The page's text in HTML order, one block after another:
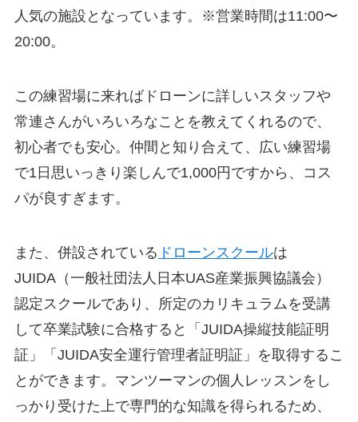
人気の施設となっています。※営業時間は11:00〜
20:00。
この練習場に来ればドローンに詳しいスタッフや
常連さんがいろいろなことを教えてくれるので、
初心者でも安心。仲間と知り合えて、広い練習場
で1日思いっきり楽しんで1,000円ですから、コス
パが良すぎます。
また、併設されている ドローンスクールは
JUIDA（一般社団法人日本UAS産業振興協議会）
認定スクールであり、所定のカリキュラムを受講
して卒業試験に合格すると「JUIDA操縦技能証明
証」「JUIDA安全運行管理者証明証」を取得するこ
とができます。マンツーマンの個人レッスンをし
っかり受けた上で専門的な知識を得られるため、